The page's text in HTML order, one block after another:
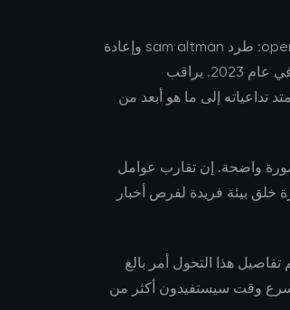
شهد مشهد أخبار المشاريع الناشئة تحولاً جوهرياً، ويمثل دراما openai: طرد sam altman وإعادة
توظيفه في ملحمة فوضوية مدتها خمسة أيام أحد أهم التطورات في عام 2023. يراقب
إلى ما هو أبعد من
صورة واضحة. إن تقارب عوامل
خلق بيئة فريدة لفرص أخبار
هذا التحول أمر بالغ
بأسرع وقت سيستفيدون أكثر من